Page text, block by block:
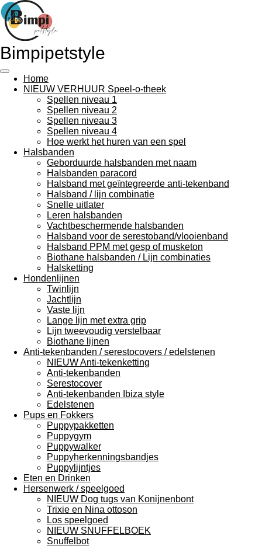
Ga
direct
naar
de
hoofdinhoud
Bimpipetstyle
Home
NIEUW VERHUUR Speel-o-theek
Spellen niveau 1
Spellen niveau 2
Spellen niveau 3
Spellen niveau 4
Hoe werkt het huren van een spel
Halsbanden
Geborduurde halsbanden met naam
Halsbanden paracord
Halsband met geïntegreerde anti-tekenband
Halsband / lijn combinatie
Snelle uitlater
Leren halsbanden
Vachtbeschermende halsbanden
Halsband voor de serestoband/vlooienband
Halsband PPM met gesp of musketon
Biothane halsbanden / Lijn combinaties
Halsketting
Hondenlijnen
Twinlijn
Jachtlijn
Vaste lijn
Lange lijn met extra grip
Lijn tweevoudig verstelbaar
Biothane lijnen
Anti-tekenbanden / serestocovers / edelstenen
NIEUW Anti-tekenketting
Anti-tekenbanden
Serestocover
Anti-tekenbanden Ibiza style
Edelstenen
Pups en Fokkers
Puppypakketten
Puppygym
Puppywalker
Puppyherkenningsbandjes
Puppylijntjes
Eten en Drinken
Hersenwerk / speelgoed
NIEUW Dog tugs van Konijnenbont
Trixie en Nina ottoson
Los speelgoed
NIEUW SNUFFELBOEK
Snuffelbot